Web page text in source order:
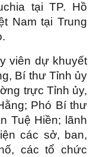
tại TP. Hồ
Nam tại Trung
viên dự khuyết
Bí thư Tỉnh ủy
trực Tỉnh ủy,
Phó Bí thư
Tuệ Hiền; lãnh
các sở, ban,
các tổ chức